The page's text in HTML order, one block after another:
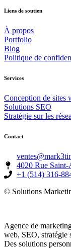
Liens de soutien
À propos
Portfolio
Blog
Politique de
Services
Conception de sites
Solutions SEO
Stratégie sur les
Contact
4020 Rue
+1 (514) 316-
© Solutions
Agence de
web, SEO, stratégie
Des solutions